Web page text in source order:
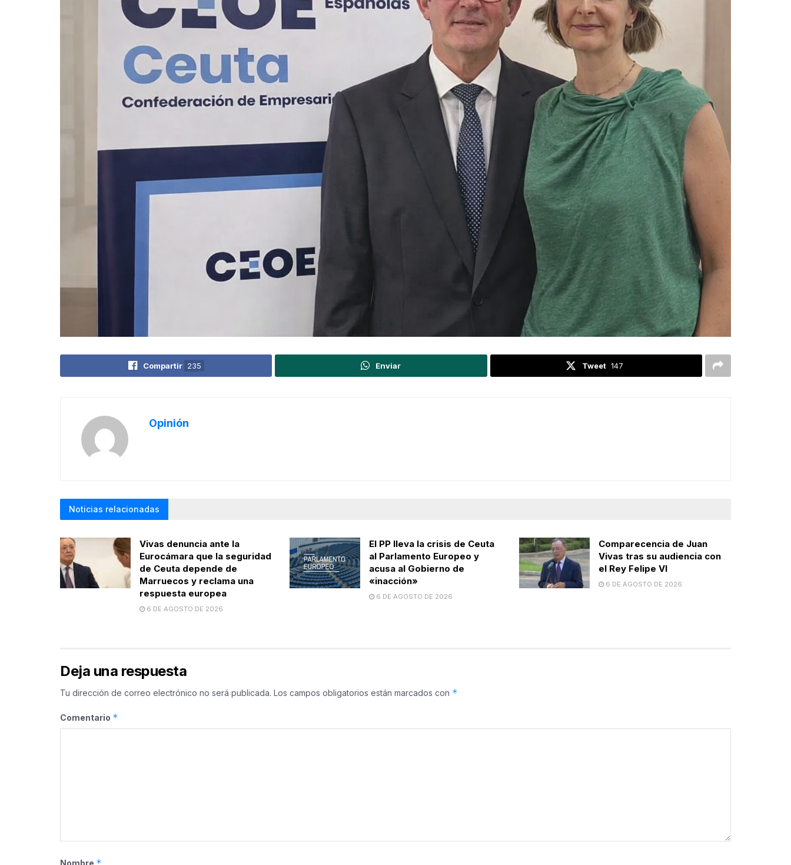
Compartir 235 Enviar Tweet 147
Opinión
Noticias relacionadas
Vivas denuncia ante la
Eurocámara que la seguridad
de Ceuta depende de
Marruecos y reclama una
respuesta europea
6 DE AGOSTO DE 2026
El PP lleva la crisis de Ceuta
al Parlamento Europeo y
acusa al Gobierno de
«inacción»
6 DE AGOSTO DE 2026
Comparecencia de Juan
Vivas tras su audiencia con
el Rey Felipe VI
6 DE AGOSTO DE 2026
Deja una respuesta
Tu dirección de correo electrónico no será publicada. Los campos obligatorios están marcados con *
Comentario *
Nombre